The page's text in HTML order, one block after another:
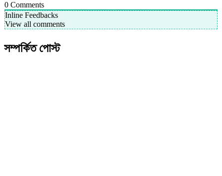
0 Comments
Inline Feedbacks
View all comments
সম্পর্কিত পোস্ট